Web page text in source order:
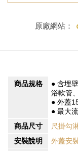
原廠網站：
商品規格
● 含埋
浴軟管
● 外蓋
● 最大
商品尺寸
尺掛勾
安裝說明
外蓋安